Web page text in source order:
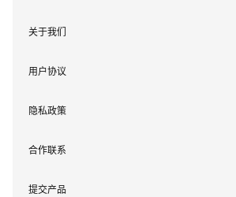
关于我们
用户协议
隐私政策
合作联系
提交产品